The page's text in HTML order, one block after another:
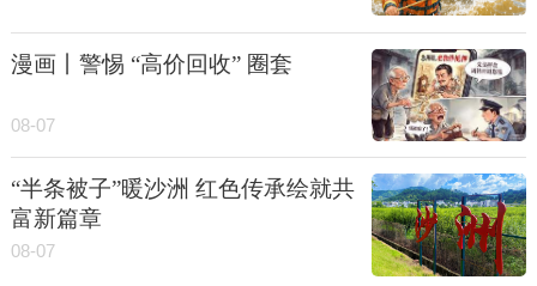
漫画丨警惕 “高价回收” 圈套
08-07
“半条被子”暖沙洲 红色传承绘就共
富新篇章
08-07